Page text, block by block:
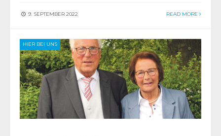
9. SEPTEMBER 2022 READ MORE
HIER BEI UNS